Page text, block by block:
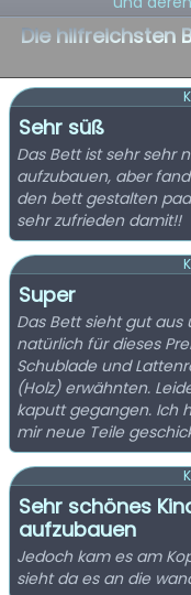
Die hilfreichsten
Sehr süß
Das Bett ist sehr sehr
aufzubauen, aber
den bett gestalten
sehr zufrieden damit!!
Super
Das Bett sieht gut aus
natürlich für dieses
Schublade und
(Holz) erwähnten.
kaputt gegangen. Ich
mir neue Teile
Sehr schönes
aufzubauen
Jedoch kam es am
sieht da es an die